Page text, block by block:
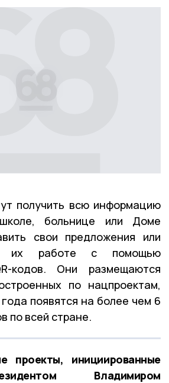
получить всю информацию
больнице или Доме
свои предложения или
их работе с помощью
кодов. Они размещаются
по нацпроектам,
появятся на более чем 6
по всей стране.
проекты, инициированные
Владимиром